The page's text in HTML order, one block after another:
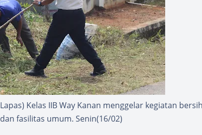
Kelas IIB Way Kanan menggelar kegiatan
fasilitas umum. Senin(16/02)